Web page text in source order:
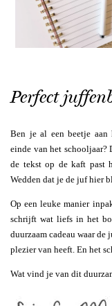
Perfect
Ben je al een beetje
einde van het
de tekst op de kaft past
Wedden dat je de juf hier
Op een leuke manier
schrijft wat liefs in het
duurzaam cadeau waar
plezier van heeft. En het
Wat vind je van dit